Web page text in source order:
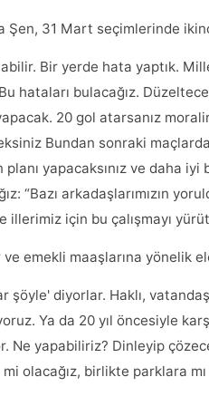
Şen, 31 Mart seçimlerinde
Bir yerde hata yaptık.
hataları bulacağız.
20 gol atarsanız
Bundan sonraki
planı yapacaksınız ve daha
“Bazı arkadaşlarımızın
illerimiz için bu çalışmayı
emekli maaşlarına yönelik
şöyle' diyorlar. Haklı,
Ya da 20 yıl öncesiyle
Ne yapabiliriz? Dinleyip
olacağız, birlikte parklara